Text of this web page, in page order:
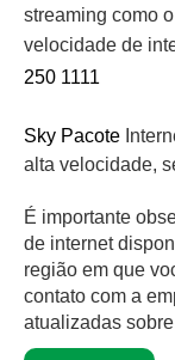
streaming como
velocidade de
250 1111
Sky Pacote
alta velocidade,
É importante
de internet
região em que
contato com a
atualizadas